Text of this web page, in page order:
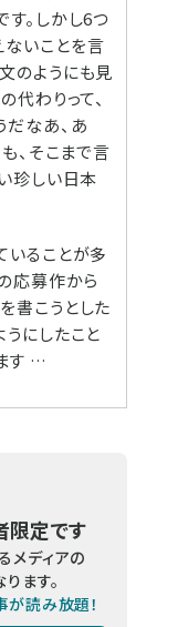
す。しかし6つ
ないことを言
のようにも見
代わりって、
だなあ、あ
も、そこまで言
珍しい日本
いることが多
応募作から
書こうとした
うにしたこと
す …
限定です
メディアの
ます。
が読み放題！